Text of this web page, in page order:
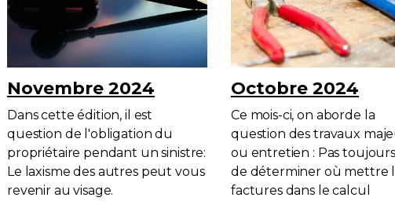
Novembre 2024
Dans cette édition, il est
question de l'obligation du
propriétaire pendant un sinistre:
Le laxisme des autres peut vous
revenir au visage.
Octobre 2024
Ce mois-ci, on aborde la
question des travaux
ou entretien : Pas
de déterminer où mettre
factures dans le calcul